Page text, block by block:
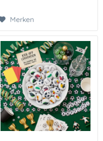
Merken